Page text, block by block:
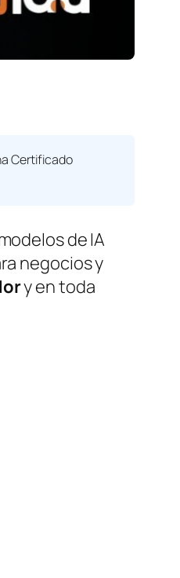
Certificado
de IA
negocios y
y en toda